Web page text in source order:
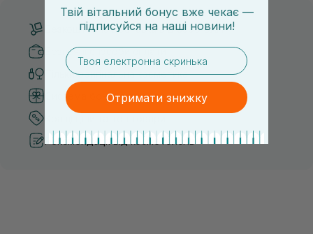
Безкоштовна доставка від 3000 UAH
Безпечні способи оплати
Тільки оригінальна косметика
Система бонусів та лояльності
Рекомендації від косметологів
Твій вітальний бонус вже чекає —
підписуйся на наші новини!
email
Отримати знижку